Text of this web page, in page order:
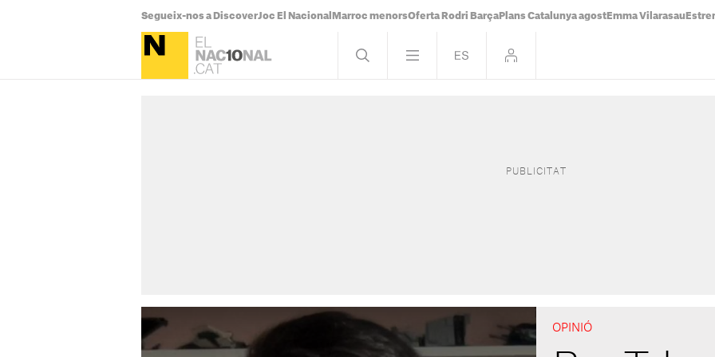
Segueix-nos a DiscoverJoc El Nacional Marroc menorsOferta Rodri Barça Plans Catalunya agost Emma Vilarasau
OPINIÓ